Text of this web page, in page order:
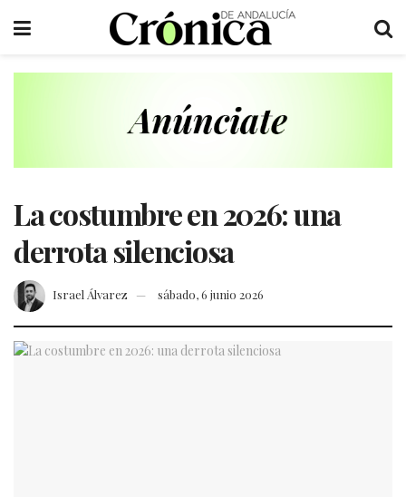
La costumbre en 2026: una
derrota silenciosa
Israel Álvarez sábado, 6 junio 2026